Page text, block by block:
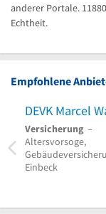
anderer Portale.
Echtheit.
Empfohlene
DEVK Marcel
Versicherung –
Altersvorsoge,
Einbeck